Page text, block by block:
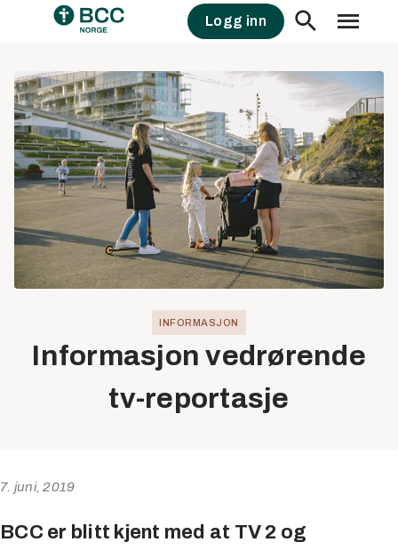
Logg inn
INFORMASJON
Informasjon vedrørende
tv-reportasje
7. juni, 2019
BCC er blitt kjent med at TV 2 og